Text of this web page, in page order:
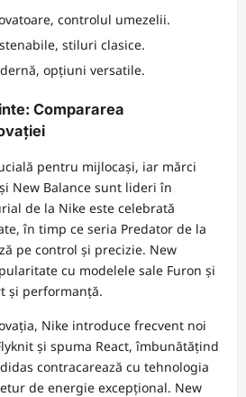
controlul umezelii.
stiluri clasice.
opțiuni versatile.
Compararea
pentru mijlocași, iar mărci
New Balance sunt lideri în
de la Nike este celebrată
în timp ce seria Predator de la
pe control și precizie. New
cu modelele sale Furon și
și performanță.
Nike introduce frecvent noi
și spuma React, îmbunătățind
contracarează cu tehnologia
de energie excepțional. New